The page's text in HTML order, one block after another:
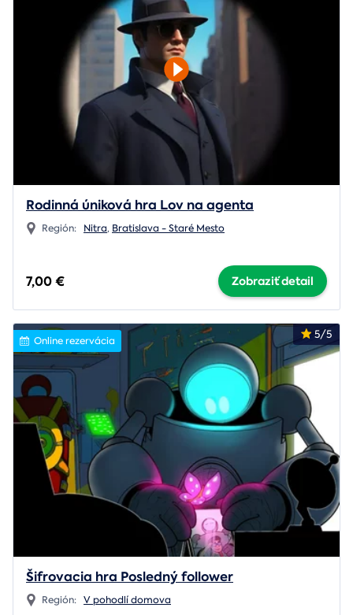
Rodinná úniková hra Lov na agenta
Región: Nitra, Bratislava - Staré Mesto
7,00 € Zobraziť detail
5/5
Online rezervácia
Šifrovacia hra Posledný follower
Región: V pohodlí domova